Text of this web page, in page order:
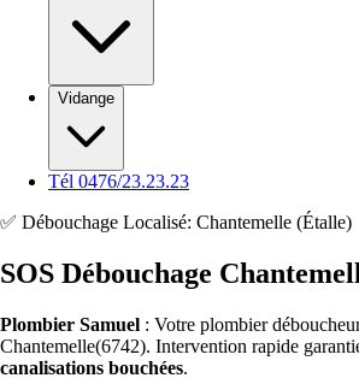
Vidange
Tél 0476/23.23.23
✅ Débouchage Localisé: Chantemelle (Étalle)
SOS Débouchage
Plombier Samuel : Votre plombier
Chantemelle(6742). Intervention rapide
canalisations bouchées.